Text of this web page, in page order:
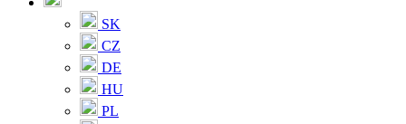
SK
CZ
DE
HU
PL